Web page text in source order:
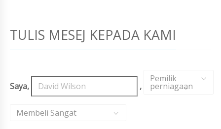
TULIS MESEJ KEPADA KAMI
Saya, ,
Pemilik
perniagaan
,
Membeli Sangat